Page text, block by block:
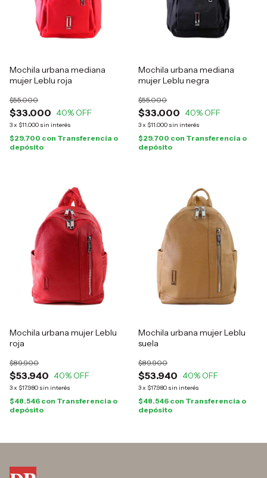
Mochila urbana mediana
mujer Leblu roja
$33.000
$55.000
40% OFF
3x $11.000 sin interés
$29.700 con Transferencia o
depósito
Mochila urbana mediana
mujer Leblu negra
$33.000
$55.000
40% OFF
3x $11.000 sin interés
$29.700 con Transferencia o
depósito
Mochila urbana mujer Leblu
roja
$53.940
$89.900
40% OFF
3x $17.980 sin interés
$48.546 con Transferencia o
depósito
Mochila urbana mujer Leblu
suela
$53.940
$89.900
40% OFF
3x $17.980 sin interés
$48.546 con Transferencia o
depósito